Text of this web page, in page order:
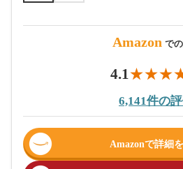
Amazon で
4.1
6,141件の
Amazonで詳細